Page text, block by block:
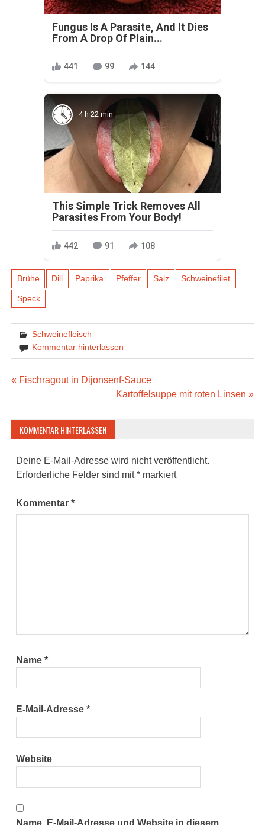
Fungus Is A Parasite, And It Dies
From A Drop Of Plain...
441 99 144
4 h 22 min
This Simple Trick Removes All
Parasites From Your Body!
442 91 108
Brühe Dill Paprika Pfeffer Salz Schweinefilet
Speck
Schweinefleisch
Kommentar hinterlassen
Beitragsnavigation
« Fischragout in Dijonsenf-Sauce
Kartoffelsuppe mit roten Linsen »
KOMMENTAR HINTERLASSEN
Deine E-Mail-Adresse wird nicht veröffentlicht.
Erforderliche Felder sind mit* markiert
Kommentar*
Name*
E-Mail-Adresse*
Website
Name, E-Mail-Adresse und Website in diesem